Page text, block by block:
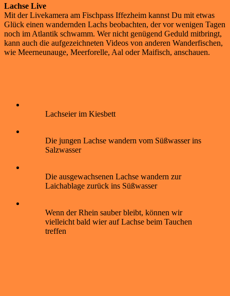
Lachse Live
Mit der Livekamera am Fischpass Iffezheim kannst Du mit etwas
Glück einen wandernden Lachs beobachten, der vor wenigen Tagen
noch im Atlantik schwamm. Wer nicht genügend Geduld mitbringt,
kann auch die aufgezeichneten Videos von anderen Wanderfischen,
wie Meerneunauge, Meerforelle, Aal oder Maifisch, anschauen.
Lachseier im Kiesbett
Die jungen Lachse wandern vom Süßwasser ins
Salzwasser
Die ausgewachsenen Lachse wandern zur
Laichablage zurück ins Süßwasser
Wenn der Rhein sauber bleibt, können wir
vielleicht bald wier auf Lachse beim Tauchen
treffen